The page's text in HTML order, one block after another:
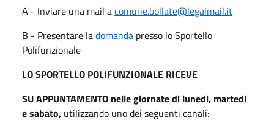
A - Inviare una mail acomune.bollate@legalmail.it
B - Presentare ladomanda presso lo Sportello
Polifunzionale
LO SPORTELLO POLIFUNZIONALE RICEVE
SU APPUNTAMENTO nelle giornate di lunedi, martedi
e sabato, utilizzando uno dei seguenti canali: